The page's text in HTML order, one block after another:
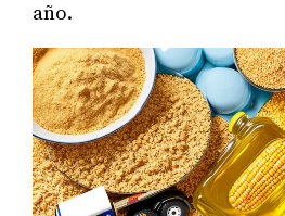
año.